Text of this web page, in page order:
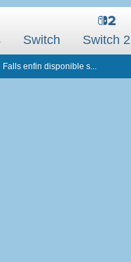
Switch Switch 2
enfin disponible s...